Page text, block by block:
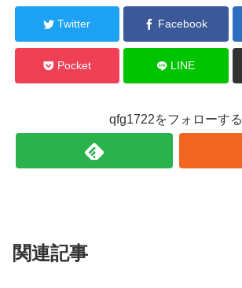
Twitter Facebook
Pocket LINE
qfg1722をフォローする
関連記事